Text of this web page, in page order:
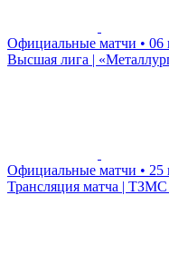
Официальные матчи •
Высшая лига |
Официальные матчи • 25
Трансляция матча |